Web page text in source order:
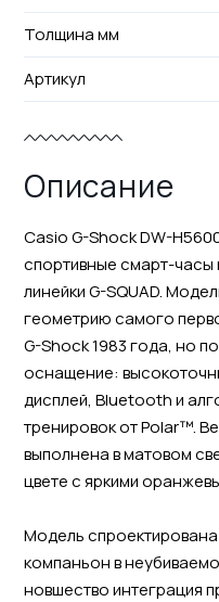
Толщина мм
Артикул
Описание
Casio G-Shock DW-
спортивные смарт-часы
линейки G-SQUAD.
геометрию самого
G-Shock 1983 года, но
оснащение:
дисплей, Bluetooth и
тренировок от Polar™.
выполнена в матовом
цвете с яркими
Модель
компаньон в
новшество интеграция